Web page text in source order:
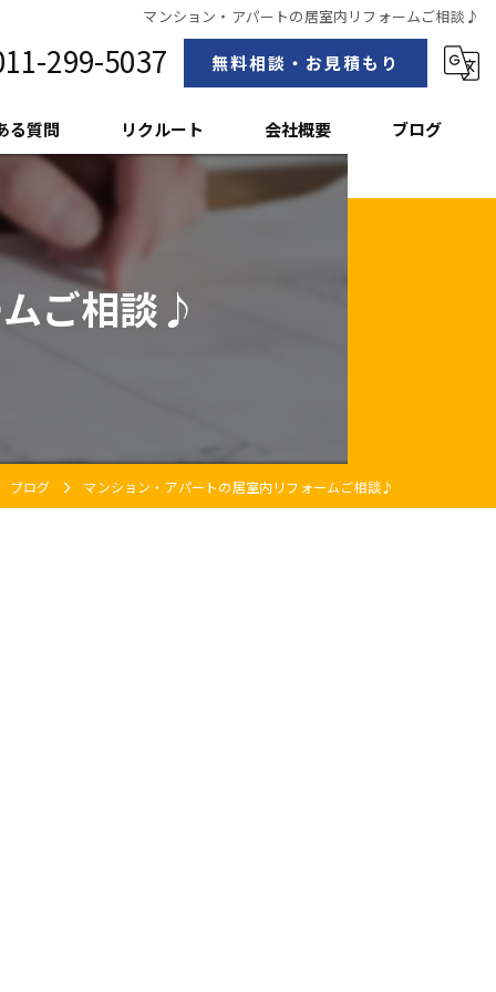
マンション・アパートの居室内リフォームご相談♪
299-5037 無料相談・お見積もり
る質問 リクルート 会社概要
スタッフ紹介
ブログ
ご相談♪
ブログ マンション・アパートの居室内リフォームご相談♪